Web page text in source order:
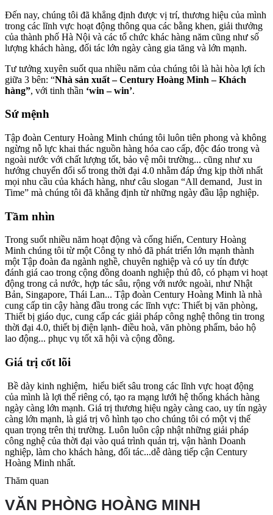
Đến nay, chúng tôi đã khẳng định được vị trí, thương hiệu của mình
trong các lĩnh vực hoạt động thông qua các bằng khen, giải thưởng
của thành phố Hà Nội và các tổ chức khác hàng năm cũng như số
lượng khách hàng, đối tác lớn ngày càng gia tăng và lớn mạnh.
Tư tưởng xuyên suốt qua nhiều năm của chúng tôi là hài hòa lợi ích
giữa 3 bên: “Nhà sản xuất – Century Hoàng Minh – Khách
hàng”, với tinh thần ‘win – win’.
Sứ mệnh
Tập đoàn Century Hoàng Minh chúng tôi luôn tiên phong và không
ngừng nỗ lực khai thác nguồn hàng hóa cao cấp, độc đáo trong và
ngoài nước với chất lượng tốt, bảo vệ môi trường... cũng như xu
hướng chuyển đổi số trong thời đại 4.0 nhằm đáp ứng kịp thời nhất
mọi nhu cầu của khách hàng, như câu slogan “All demand, Just in
Time” mà chúng tôi đã khẳng định từ những ngày đầu lập nghiệp.
Tầm nhìn
Trong suốt nhiều năm hoạt động và cống hiến, Century Hoàng
Minh chúng tôi từ một Công ty nhỏ đã phát triển lớn mạnh thành
một Tập đoàn đa ngành nghề, chuyên nghiệp và có uy tín được
đánh giá cao trong cộng đồng doanh nghiệp thủ đô, có phạm vi hoạt
động trong cả nước, hợp tác sâu, rộng với nước ngoài, như Nhật
Bản, Singapore, Thái Lan... Tập đoàn Century Hoàng Minh là nhà
cung cấp tin cậy hàng đầu trong các lĩnh vực: Thiết bị văn phòng,
Thiết bị giáo dục, cung cấp các giải pháp công nghệ thông tin trong
thời đại 4.0, thiết bị điện lạnh- điều hoà, văn phòng phẩm, bảo hộ
lao động... phục vụ tốt xã hội và cộng đồng.
Giá trị cốt lõi
Bề dày kinh nghiệm, hiểu biết sâu trong các lĩnh vực hoạt động
của mình là lợi thế riêng có, tạo ra mạng lưới hệ thống khách hàng
ngày càng lớn mạnh. Giá trị thương hiệu ngày càng cao, uy tín ngày
càng lớn mạnh, là giá trị vô hình tạo cho chúng tôi có một vị thế
quan trọng trên thị trường. Luôn luôn cập nhật những giải pháp
công nghệ của thời đại vào quá trình quản trị, vận hành Doanh
nghiệp, làm cho khách hàng, đối tác...dễ dàng tiếp cận Century
Hoàng Minh nhất.
Thăm quan
VĂN PHÒNG HOÀNG MINH